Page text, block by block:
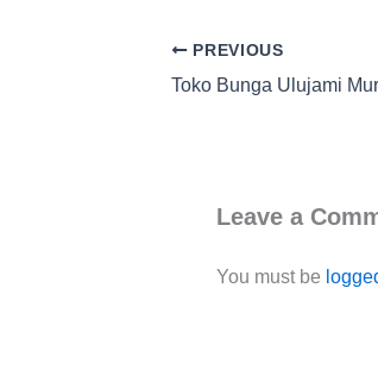
PREVIOUS
Toko Bunga Ulujami
Leave a
You must be